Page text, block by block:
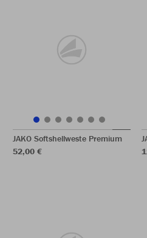
JAKO Softshellweste Premium
52,00 €